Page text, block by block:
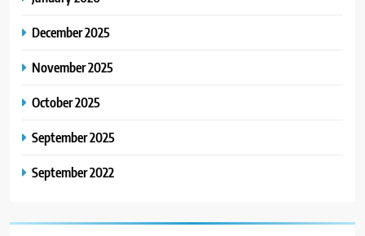
December 2025
November 2025
October 2025
September 2025
September 2022